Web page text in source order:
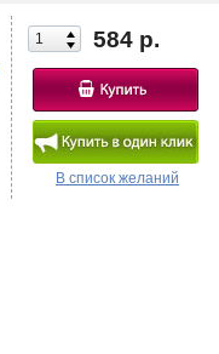
584 р.
В список желаний